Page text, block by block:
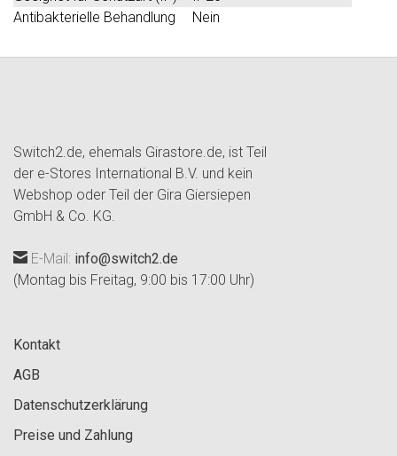
Antibakterielle Behandlung
Nein
Switch2.de, ehemals Girastore.de, ist Teil
der e-Stores International B.V. und kein
Webshop oder Teil der Gira Giersiepen
GmbH & Co. KG.
E-Mail: info@switch2.de
(Montag bis Freitag, 9:00 bis 17:00 Uhr)
Kontakt
AGB
Datenschutzerklärung
Preise und Zahlung